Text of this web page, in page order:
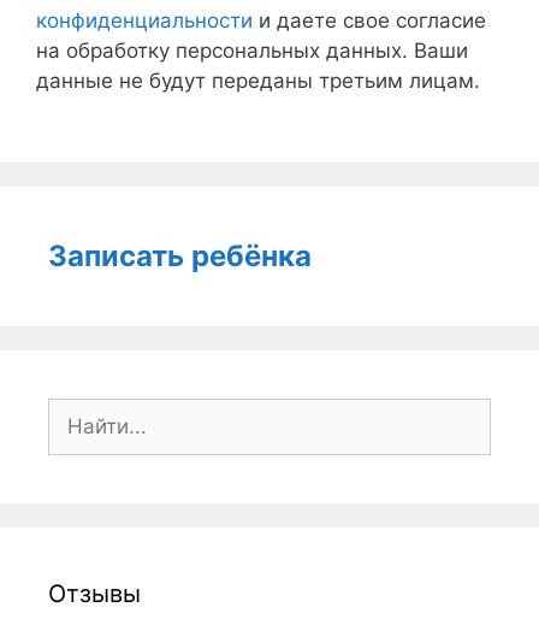
конфиденциальности и даете свое согласие
на обработку персональных данных. Ваши
данные не будут переданы третьим лицам.
Записать ребёнка
Поиск:
Отзывы